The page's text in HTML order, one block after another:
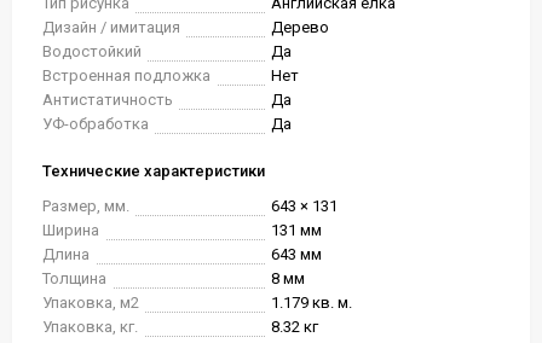
Дизайн / имитация
Дерево
Водостойкий
Да
Встроенная подложка
Нет
Антистатичность
Да
УФ-обработка
Да
Технические характеристики
Размер, мм.
643 × 131
Ширина
131 мм
Длина
643 мм
Толщина
8 мм
Упаковка, м2
1.179 кв. м.
Упаковка, кг.
8.32 кг